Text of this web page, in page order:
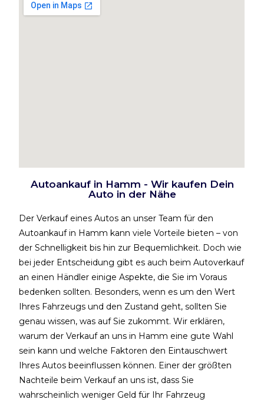
Autoankauf in Hamm - Wir kaufen Dein
Auto in der Nähe
Der Verkauf eines Autos an unser Team für den
Autoankauf in Hamm kann viele Vorteile bieten – von
der Schnelligkeit bis hin zur Bequemlichkeit. Doch wie
bei jeder Entscheidung gibt es auch beim Autoverkauf
an einen Händler einige Aspekte, die Sie im Voraus
bedenken sollten. Besonders, wenn es um den Wert
Ihres Fahrzeugs und den Zustand geht, sollten Sie
genau wissen, was auf Sie zukommt. Wir erklären,
warum der Verkauf an uns in Hamm eine gute Wahl
sein kann und welche Faktoren den Eintauschwert
Ihres Autos beeinflussen können. Einer der größten
Nachteile beim Verkauf an uns ist, dass Sie
wahrscheinlich weniger Geld für Ihr Fahrzeug